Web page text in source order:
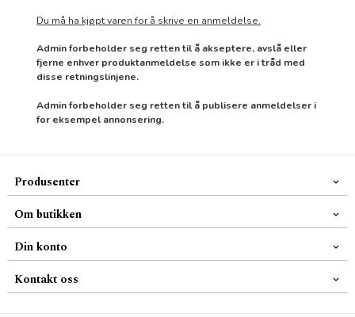
Du må ha kjøpt varen for å skrive en anmeldelse.
Admin forbeholder seg retten til å akseptere, avslå eller
fjerne enhver produktanmeldelse som ikke er i tråd med
disse retningslinjene.
Admin forbeholder seg retten til å publisere anmeldelser i
for eksempel annonsering.
Produsenter
Om butikken
Din konto
Kontakt oss